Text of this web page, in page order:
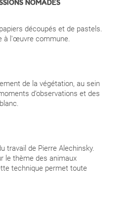
NOMADES
découpés et de pastels.
à l'œuvre commune.
de la végétation, au sein
d’observations et des
travail de Pierre Alechinsky.
le thème des animaux
technique permet toute